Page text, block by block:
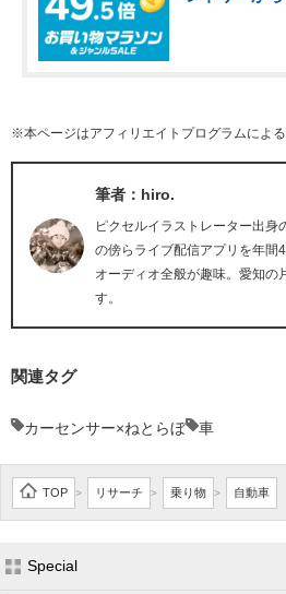
※本ページはアフィリエイトプログラムによ
筆者：hiro.
ピクセルイラストレーター出身
の傍らライブ配信アプリを年間
オーディオ全般が趣味。愛知の
す。
関連タグ
カーセンサー×ねとらぼ 車
TOP > リサーチ > 乗り物 > 自動車
Special